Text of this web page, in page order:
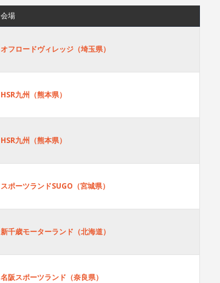
会場
オフロードヴィレッジ（埼玉県）
HSR九州（熊本県）
HSR九州（熊本県）
スポーツランドSUGO（宮城県）
新千歳モーターランド（北海道）
名阪スポーツランド（奈良県）